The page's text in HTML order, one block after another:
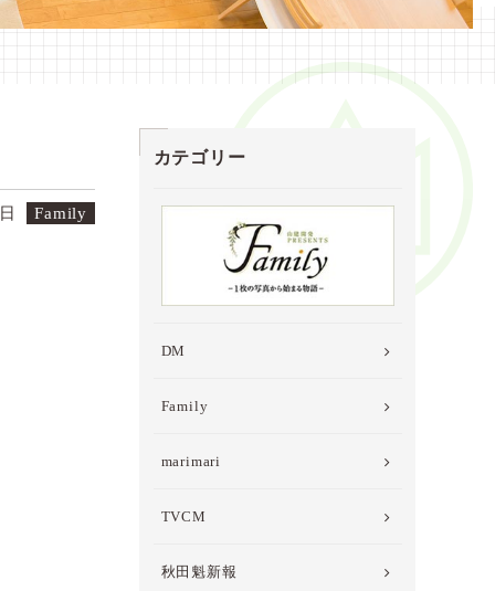
Family
カテゴリー
DM
Family
marimari
TVCM
秋田魁新報